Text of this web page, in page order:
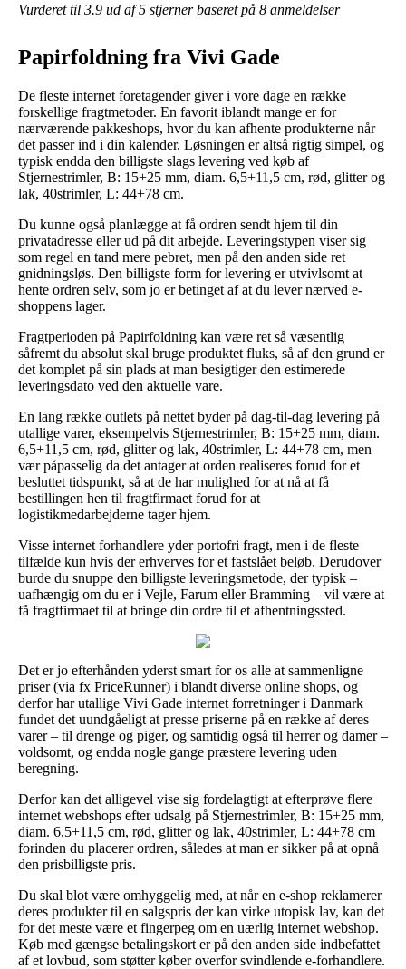
Vurderet til 3.9 ud af 5 stjerner baseret på 8 anmeldelser
Papirfoldning fra Vivi Gade
De fleste internet foretagender giver i vore dage en række
forskellige fragtmetoder. En favorit iblandt mange er for
nærværende pakkeshops, hvor du kan afhente produkterne når
det passer ind i din kalender. Løsningen er altså rigtig simpel, og
typisk endda den billigste slags levering ved køb af
Stjernestrimler, B: 15+25 mm, diam. 6,5+11,5 cm, rød, glitter og
lak, 40strimler, L: 44+78 cm.
Du kunne også planlægge at få ordren sendt hjem til din
privatadresse eller ud på dit arbejde. Leveringstypen viser sig
som regel en tand mere pebret, men på den anden side ret
gnidningsløs. Den billigste form for levering er utvivlsomt at
hente ordren selv, som jo er betinget af at du lever nærved e-
shoppens lager.
Fragtperioden på Papirfoldning kan være ret så væsentlig
såfremt du absolut skal bruge produktet fluks, så af den grund er
det komplet på sin plads at man besigtiger den estimerede
leveringsdato ved den aktuelle vare.
En lang række outlets på nettet byder på dag-til-dag levering på
utallige varer, eksempelvis Stjernestrimler, B: 15+25 mm, diam.
6,5+11,5 cm, rød, glitter og lak, 40strimler, L: 44+78 cm, men
vær påpasselig da det antager at orden realiseres forud for et
besluttet tidspunkt, så at de har mulighed for at nå at få
bestillingen hen til fragtfirmaet forud for at
logistikmedarbejderne tager hjem.
Visse internet forhandlere yder portofri fragt, men i de fleste
tilfælde kun hvis der erhverves for et fastslået beløb. Derudover
burde du snuppe den billigste leveringsmetode, der typisk –
uafhængig om du er i Vejle, Farum eller Bramming – vil være at
få fragtfirmaet til at bringe din ordre til et afhentningssted.
Det er jo efterhånden yderst smart for os alle at sammenligne
priser (via fx PriceRunner) i blandt diverse online shops, og
derfor har utallige Vivi Gade internet forretninger i Danmark
fundet det uundgåeligt at presse priserne på en række af deres
varer – til drenge og piger, og samtidig også til herrer og damer –
voldsomt, og endda nogle gange præstere levering uden
beregning.
Derfor kan det alligevel vise sig fordelagtigt at efterprøve flere
internet webshops efter udsalg på Stjernestrimler, B: 15+25 mm,
diam. 6,5+11,5 cm, rød, glitter og lak, 40strimler, L: 44+78 cm
forinden du placerer ordren, således at man er sikker på at opnå
den prisbilligste pris.
Du skal blot være omhyggelig med, at når en e-shop reklamerer
deres produkter til en salgspris der kan virke utopisk lav, kan det
for det meste være et fingerpeg om en uærlig internet webshop.
Køb med gængse betalingskort er på den anden side indbefattet
af et lovbud, som støtter køber overfor svindlende e-forhandlere.